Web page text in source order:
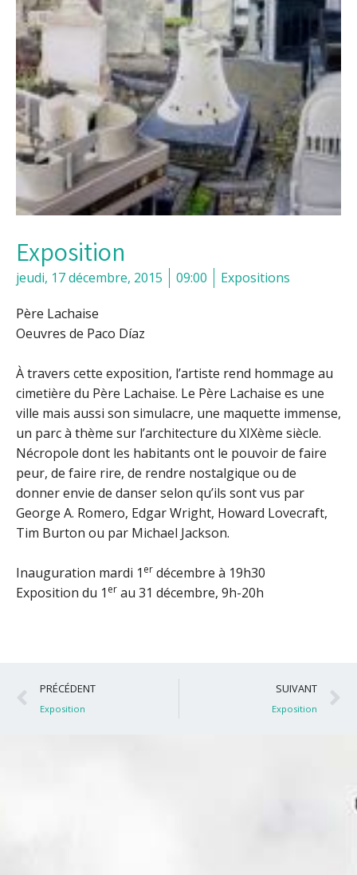
Exposition
jeudi, 17 décembre, 2015 09:00 Expositions
Père Lachaise
Oeuvres de Paco Díaz
À travers cette exposition, l’artiste rend hommage au
cimetière du Père Lachaise. Le Père Lachaise es une
ville mais aussi son simulacre, une maquette immense,
un parc à thème sur l’architecture du XIXème siècle.
Nécropole dont les habitants ont le pouvoir de faire
peur, de faire rire, de rendre nostalgique ou de
donner envie de danser selon qu’ils sont vus par
George A. Romero, Edgar Wright, Howard Lovecraft,
Tim Burton ou par Michael Jackson.
Inauguration mardi 1 er décembre à 19h30
Exposition du 1 er au 31 décembre, 9h-20h
Précédent
PRÉCÉDENT
Exposition
SUIVANT
Exposition